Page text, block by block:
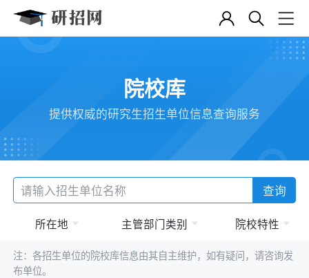
院校库
提供权威的研究生招生单位信息查询服务
查询
所在地 主管部门类别 院校特性
注：各招生单位的院校库信息由其自主维护，如有疑问，请咨询发
布单位。